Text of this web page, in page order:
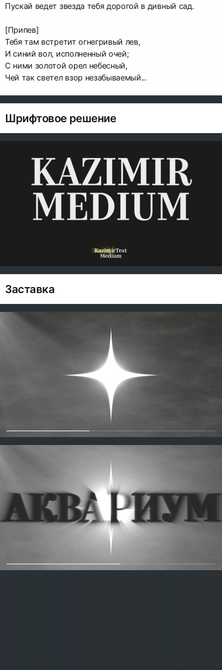
Пускай ведет звезда тебя дорогой в дивный сад.
[Припев]
Тебя там встретит огнегривый лев,
И синий вол, исполненный очей;
С ними золотой орел небесный,
Чей так светел взор незабываемый...
Шрифтовое решение
Заставка